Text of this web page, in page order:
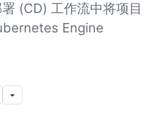
(CD) 工作流中将项目
Engine